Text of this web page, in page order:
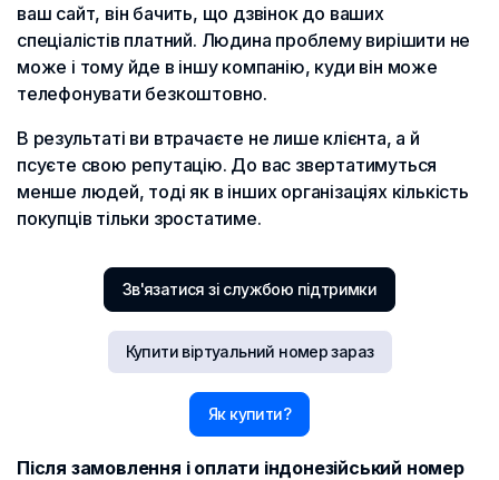
ваш сайт, він бачить, що дзвінок до ваших
спеціалістів платний. Людина проблему вирішити не
може і тому йде в іншу компанію, куди він може
телефонувати безкоштовно.
В результаті ви втрачаєте не лише клієнта, а й
псуєте свою репутацію. До вас звертатимуться
менше людей, тоді як в інших організаціях кількість
покупців тільки зростатиме.
Зв'язатися зі службою підтримки
Купити віртуальний номер зараз
Як купити?
Після замовлення і оплати індонезійський номер